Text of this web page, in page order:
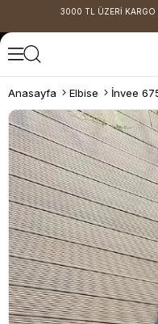
3000 TL ÜZERİ KARGO
Anasayfa Elbise İnvee